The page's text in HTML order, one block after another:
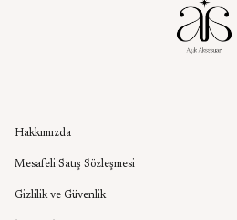
Hakkımızda
Mesafeli Satış Sözleşmesi
Gizlilik ve Güvenlik